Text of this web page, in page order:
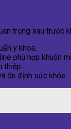
trọng sau trước
y khoa.
phù hợp khuôn
thiệp.
ổn định sức khỏe.